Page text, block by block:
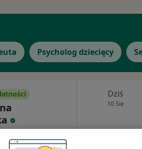
Psycholog dziecięcy
opinii
Dziś
10 Sie